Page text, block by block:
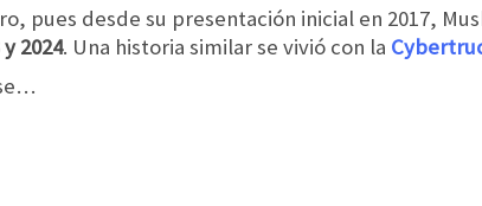
pues desde su presentación inicial en 2017,
2024. Una historia similar se vivió con la